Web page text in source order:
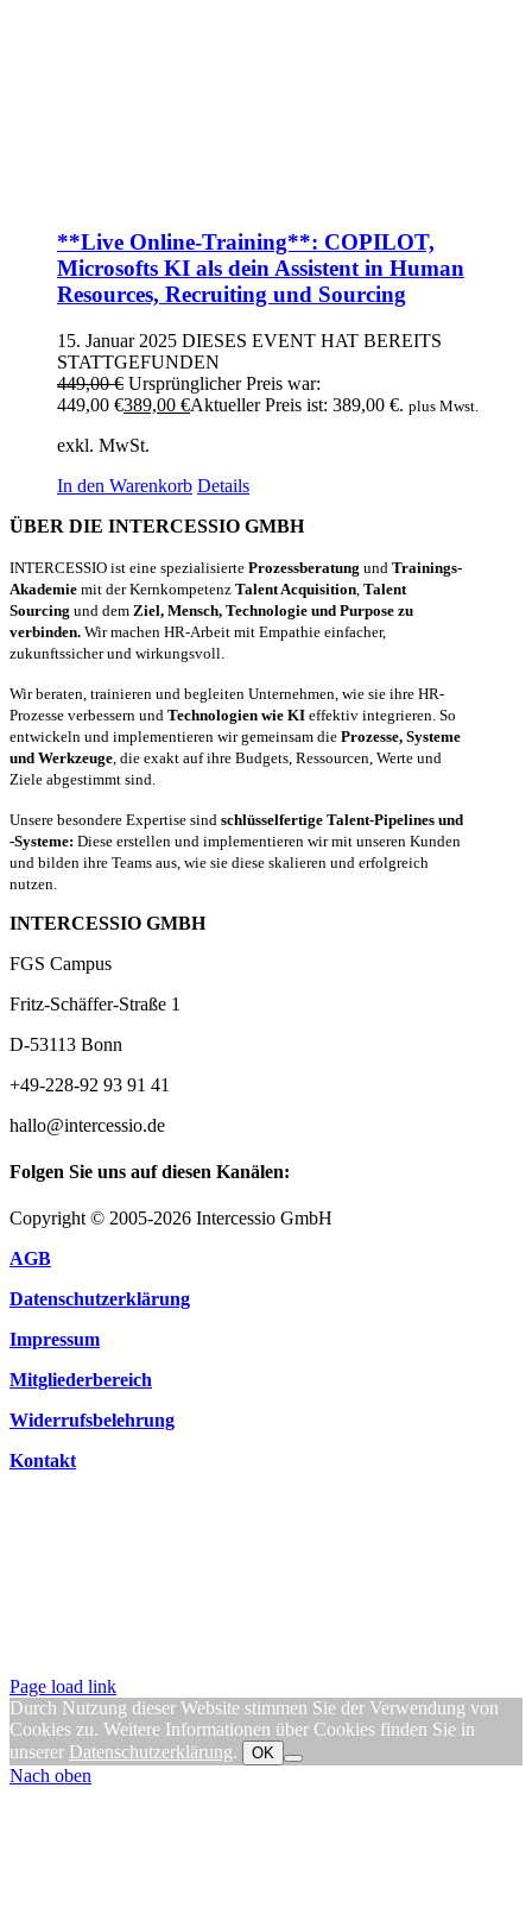
**Live Online-Training**: COPILOT,
Microsofts KI als dein Assistent in Human
Resources, Recruiting und Sourcing
15. Januar 2025 DIESES EVENT HAT BEREITS
STATTGEFUNDEN
449,00€ Ursprünglicher Preis war:
449,00 €389,00 €Aktueller Preis ist: 389,00 €. plus Mwst.
exkl. MwSt.
In den Warenkorb Details
ÜBER DIE INTERCESSIO GMBH
INTERCESSIO ist eine spezialisierte Prozessberatung und Trainings-
Akademie mit der Kernkompetenz Talent Acquisition Talent
Sourcing und dem Ziel, Mensch, Technologie und Purpose zu
verbinden. Wir machen HR-Arbeit mit Empathie einfacher,
zukunftssicher und wirkungsvoll.
Wir beraten, trainieren und begleiten Unternehmen, wie sie ihre HR-
Prozesse verbessern und Technologien wie KI effektiv integrieren. So
entwickeln und implementieren wir gemeinsam die Prozesse, Systeme
und Werkzeuge , die exakt auf ihre Budgets, Ressourcen, Werte und
Ziele abgestimmt sind.
Unsere besondere Expertise sind schlüsselfertige Talent-Pipelines und
-Systeme: Diese erstellen und implementieren wir mit unseren Kunden
und bilden ihre Teams aus, wie sie diese skalieren und erfolgreich
nutzen.
INTERCESSIO GMBH
FGS Campus
Fritz-Schäffer-Straße 1
D-53113 Bonn
+49-228-92 93 91 41
hallo@intercessio.de
Folgen Sie uns auf diesen Kanälen:
Copyright © 2005-2026 Intercessio GmbH
AGB
Datenschutzerklärung
Impressum
Mitgliederbereich
Widerrufsbelehrung
Kontakt
Page load link
Durch Nutzung dieser Website stimmen Sie der Verwendung von
Cookies zu. Weitere Informationen über Cookies finden Sie in
unserer Datenschutzerklärung. OK
Nach oben